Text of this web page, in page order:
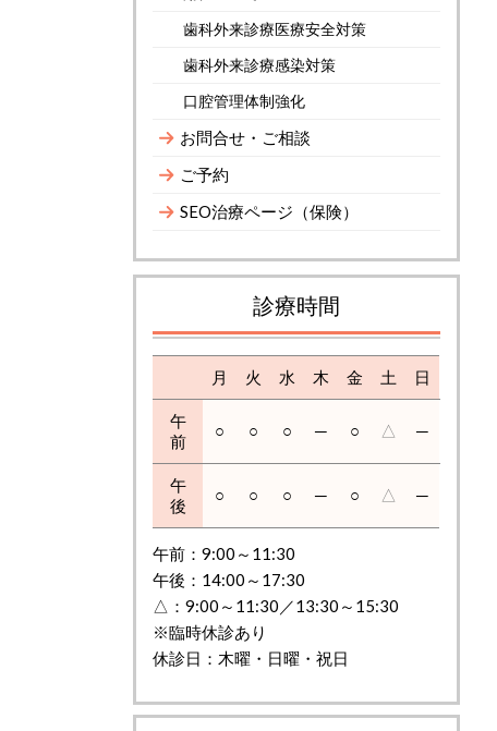
歯科外来診療医療安全対策
歯科外来診療感染対策
口腔管理体制強化
お問合せ・ご相談
ご予約
SEO治療ページ（保険）
診療時間
月 火 水 木 金 土 日
午
前
○ ○ ○ ─ ○ △ ─
午
後
○ ○ ○ ─ ○ △ ─
午前：9:00～11:30
午後：14:00～17:30
△：9:00～11:30／13:30～15:30
※臨時休診あり
休診日：木曜・日曜・祝日